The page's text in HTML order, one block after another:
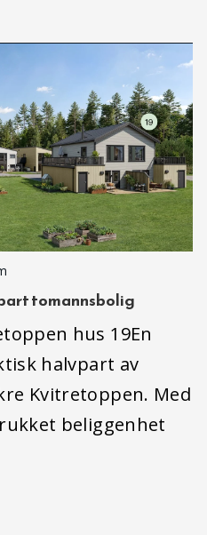
tomannsbolig
hus 19En
halvpart av
Kvitretoppen. Med
beliggenhet